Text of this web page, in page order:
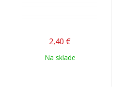
2,40 €
Na sklade